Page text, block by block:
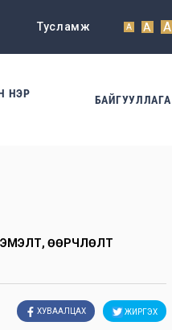
Тусламж A A A
НЭР
БАЙГУУЛЛАГА
ӨӨРЧЛӨЛТ
ХУВААЛЦАХ ЖИРГЭХ